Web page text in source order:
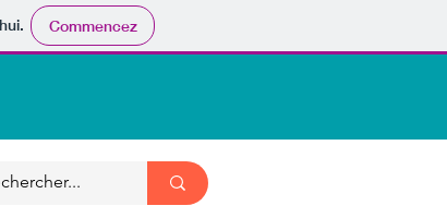
Commencez